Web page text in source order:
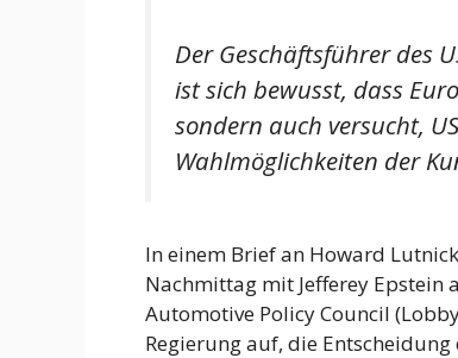
Der Geschäftsführer des
ist sich bewusst, dass
sondern auch versucht,
Wahlmöglichkeiten der
In einem Brief an Howard
Nachmittag mit Jefferey Epstein
Automotive Policy Council
Regierung auf, die